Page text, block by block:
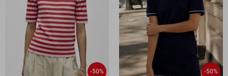
-50% -50%